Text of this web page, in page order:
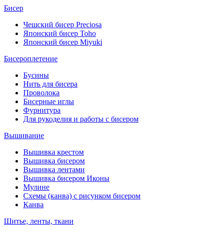
Бисер
Чешский бисер Preciosa
Японский бисер Toho
Японский бисер Miyuki
Бисероплетение
Бусины
Нить для бисера
Проволока
Бисерные иглы
Фурнитура
Для рукоделия и работы с бисером
Вышивание
Вышивка крестом
Вышивка бисером
Вышивка лентами
Вышивка бисером Иконы
Мулине
Схемы (канва) с рисунком бисером
Канва
Шитье, ленты, ткани